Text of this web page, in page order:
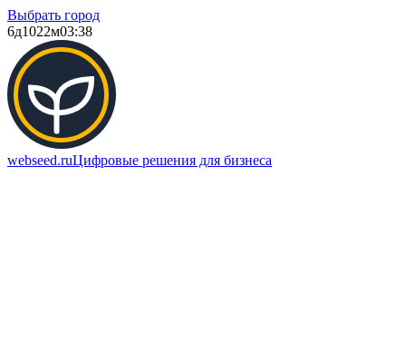
Выбрать город
6д1022м03:38
webseed.ruЦифровые решения для бизнеса